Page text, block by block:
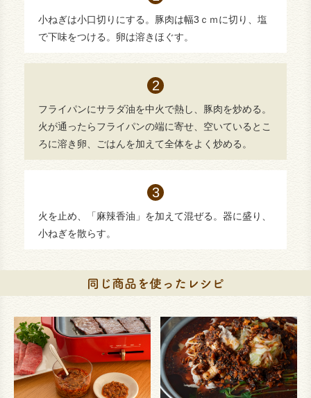
小ねぎは小口切りにする。豚肉は幅3ｃｍに切り、塩
で下味をつける。卵は溶きほぐす。
フライパンにサラダ油を中火で熱し、豚肉を炒める。
火が通ったらフライパンの端に寄せ、空いているとこ
ろに溶き卵、ごはんを加えて全体をよく炒める。
火を止め、「麻辣香油」を加えて混ぜる。器に盛り、
小ねぎを散らす。